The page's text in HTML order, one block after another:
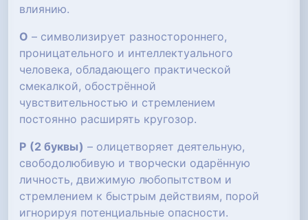
влиянию.
О – символизирует разностороннего,
проницательного и интеллектуального
человека, обладающего практической
смекалкой, обострённой
чувствительностью и стремлением
постоянно расширять кругозор.
Р (2 буквы) – олицетворяет деятельную,
свободолюбивую и творчески одарённую
личность, движимую любопытством и
стремлением к быстрым действиям, порой
игнорируя потенциальные опасности.